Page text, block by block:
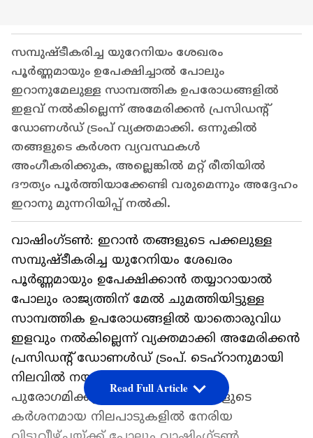
സമ്പുഷ്ടീകരിച്ച യുറേനിയം ശേഖരം
പൂർണ്ണമായും ഉപേക്ഷിച്ചാൽ പോലും
ഇറാനുമേലുള്ള സാമ്പത്തിക ഉപരോധങ്ങളിൽ
ഇളവ് നൽകില്ലെന്ന് അമേരിക്കൻ പ്രസിഡന്റ്
ഡോണൾഡ് ട്രംപ് വ്യക്തമാക്കി. ഒന്നുകിൽ
തങ്ങളുടെ കർശന വ്യവസ്ഥകൾ
അംഗീകരിക്കുക, അല്ലെങ്കിൽ മറ്റ് രീതിയിൽ
ദൗത്യം പൂർത്തിയാക്കേണ്ടി വരുമെന്നും അദ്ദേഹം
ഇറാനു മുന്നറിയിപ്പ് നൽകി.
വാഷിംഗ്ടൺ: ഇറാൻ തങ്ങളുടെ പക്കലുള്ള
സമ്പുഷ്ടീകരിച്ച യുറേനിയം ശേഖരം
പൂർണ്ണമായും ഉപേക്ഷിക്കാൻ തയ്യാറായാൽ
പോലും രാജ്യത്തിന് മേൽ ചുമത്തിയിട്ടുള്ള
സാമ്പത്തിക ഉപരോധങ്ങളിൽ യാതൊരുവിധ
ഇളവും നൽകില്ലെന്ന് വ്യക്തമാക്കി അമേരിക്കൻ
പ്രസിഡന്‍റ് ഡോണൾഡ് ട്രംപ്. ടെഹ്‌റാനുമായി
നിലവിൽ നയതന്ത്ര ചർച്ചകൾ
പുരോഗമിക്കുന്നുണ്ടെങ്കിലും, തങ്ങളുടെ
കർശനമായ നിലപാടുകളിൽ നേരിയ
Read Full Article